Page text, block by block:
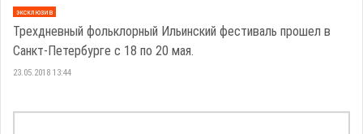
эксклюзив
Трехдневный фольклорный Ильинский фестиваль прошел в
Санкт-Петербурге с 18 по 20 мая.
23.05.2018 13:44